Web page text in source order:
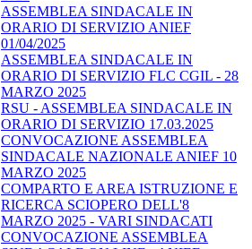
ASSEMBLEA SINDACALE IN
ORARIO DI SERVIZIO ANIEF
01/04/2025
ASSEMBLEA SINDACALE IN
ORARIO DI SERVIZIO FLC CGIL - 28
MARZO 2025
RSU - ASSEMBLEA SINDACALE IN
ORARIO DI SERVIZIO 17.03.2025
CONVOCAZIONE ASSEMBLEA
SINDACALE NAZIONALE ANIEF 10
MARZO 2025
COMPARTO E AREA ISTRUZIONE E
RICERCA SCIOPERO DELL'8
MARZO 2025 - VARI SINDACATI
CONVOCAZIONE ASSEMBLEA